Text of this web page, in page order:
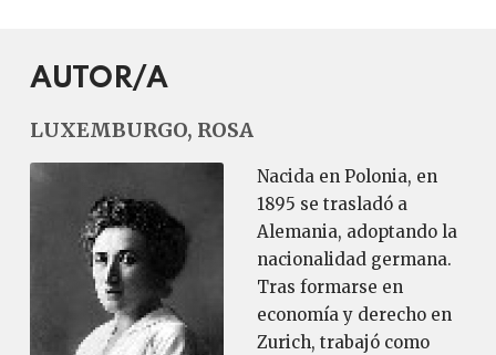
AUTOR/A
LUXEMBURGO, ROSA
Nacida en Polonia, en
1895 se trasladó a
Alemania, adoptando la
nacionalidad germana.
Tras formarse en
economía y derecho en
Zurich, trabajó como